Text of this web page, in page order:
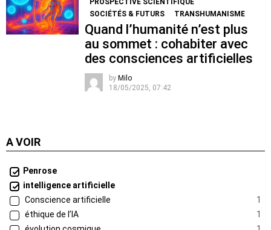
PROSPECTIVE SCIENTIFIQUE
SOCIÉTÉS & FUTURS
TRANSHUMANISME
Quand l’humanité n’est plus
au sommet : cohabiter avec
des consciences artificielles
by Milo
18/05/2025, 07:42
A VOIR
Penrose
intelligence artificielle
Conscience artificielle
1
éthique de l’IA
1